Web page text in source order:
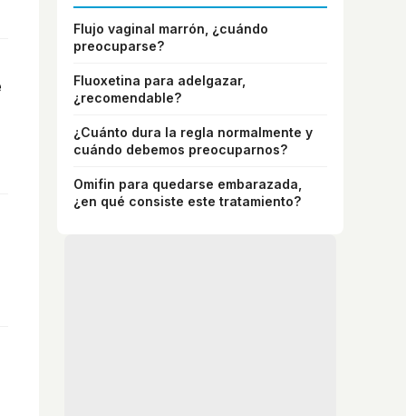
Flujo vaginal marrón, ¿cuándo
preocuparse?
Fluoxetina para adelgazar,
¿recomendable?
¿Cuánto dura la regla normalmente y
cuándo debemos preocuparnos?
Omifin para quedarse embarazada,
¿en qué consiste este tratamiento?